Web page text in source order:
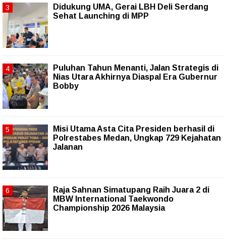
Didukung UMA, Gerai LBH Deli Serdang
Sehat Launching di MPP
Puluhan Tahun Menanti, Jalan Strategis di
Nias Utara Akhirnya Diaspal Era Gubernur
Bobby
Misi Utama Asta Cita Presiden berhasil di
Polrestabes Medan, Ungkap 729 Kejahatan
Jalanan
Raja Sahnan Simatupang Raih Juara 2 di
MBW International Taekwondo
Championship 2026 Malaysia